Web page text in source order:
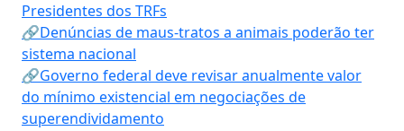
Presidentes dos TRFs
🔗Denúncias de maus-tratos a animais poderão ter
sistema nacional
🔗Governo federal deve revisar anualmente valor
do mínimo existencial em negociações de
superendividamento